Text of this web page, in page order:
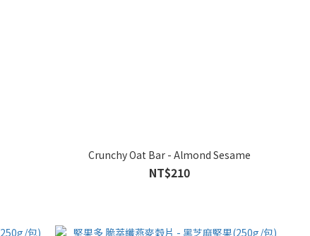
Crunchy Oat Bar - Almond Sesame
NT$210